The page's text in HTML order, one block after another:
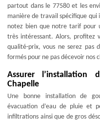
partout dans le 77580 et les
manière de travail spécifique qui
notez bien que notre tarif pour
très intéressant. Alors, profitez
qualité-prix, vous ne serez pas
formés pour ne pas décevoir nos
Assurer l’installation
Chapelle
Une bonne installation de
évacuation d’eau de pluie et
infiltrations ainsi que de gros